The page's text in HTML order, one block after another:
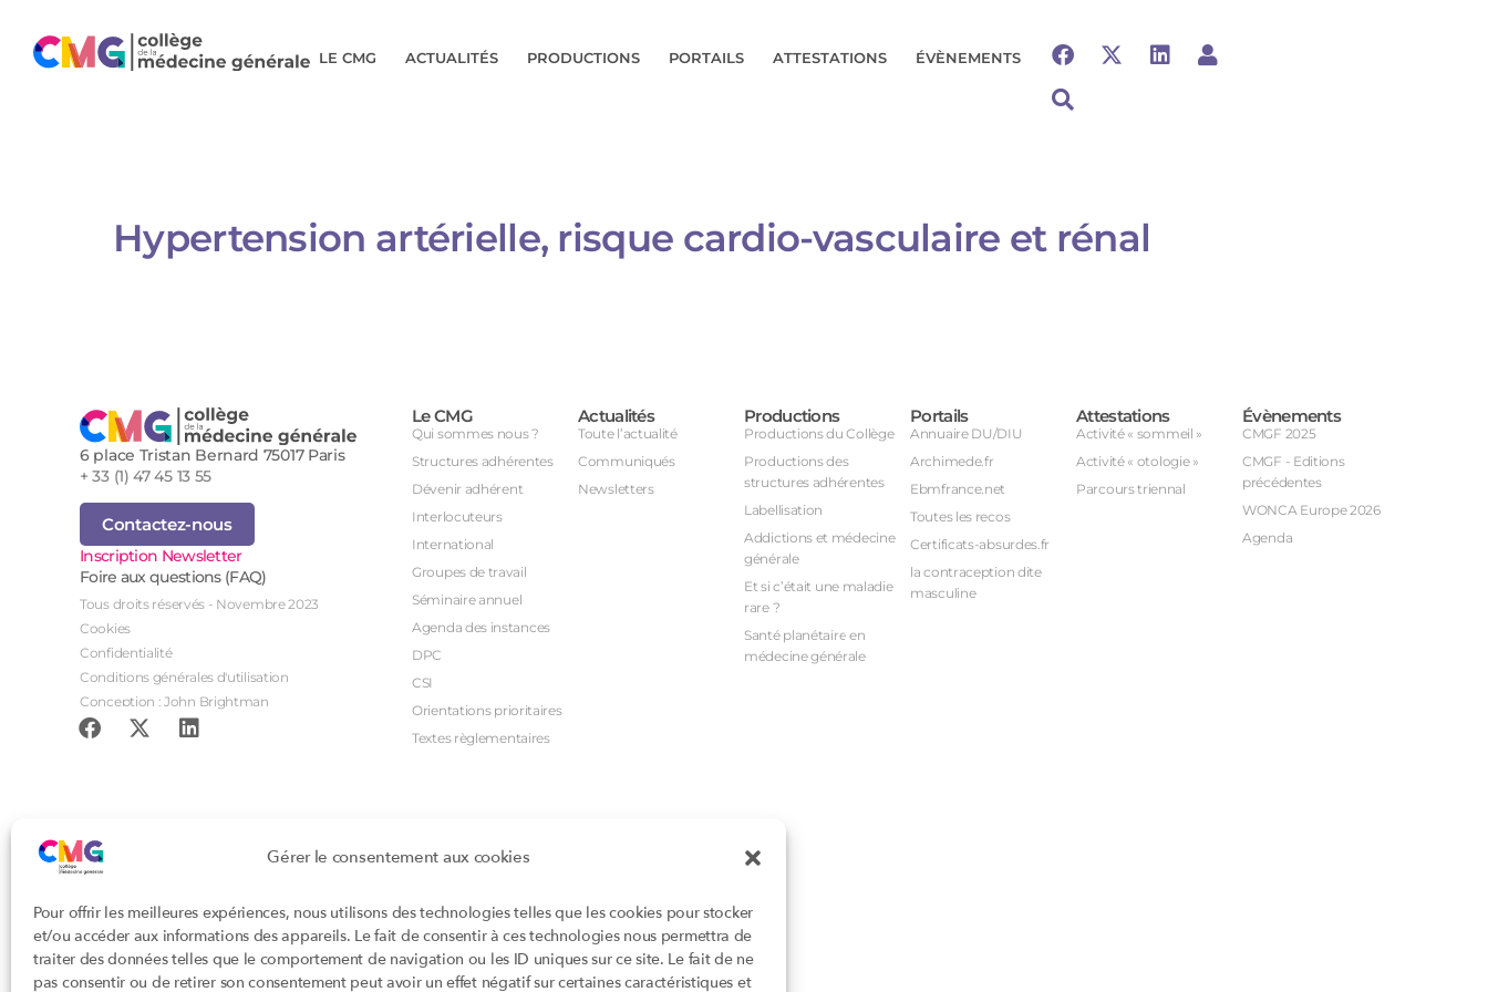
Gérer le consentement aux cookies
Pour offrir les meilleures expériences, nous utilisons des technologies telles que les cookies pour stocker
et/ou accéder aux informations des appareils. Le fait de consentir à ces technologies nous permettra de
traiter des données telles que le comportement de navigation ou les ID uniques sur ce site. Le fait de ne
pas consentir ou de retirer son consentement peut avoir un effet négatif sur certaines caractéristiques et
LE CMG ACTUALITÉS PRODUCTIONS PORTAILS ATTESTATIONS ÉVÈNEMENTS
Hypertension artérielle, risque cardio-vasculaire et rénal​​
6 place Tristan Bernard 75017 Paris
+ 33 (1) 47 45 13 55
Contactez-nous
Inscription Newsletter
Foire aux questions (FAQ)
Tous droits réservés - Novembre 2023
Cookies
Confidentialité
Conditions générales d'utilisation
Conception : John Brightman
Le CMG
Qui sommes nous ?
Structures adhérentes
Dévenir adhérent
Interlocuteurs
International
Groupes de travail
Séminaire annuel
Agenda des instances
DPC
CSI
Orientations prioritaires
Textes règlementaires
Actualités
Toute l’actualité
Communiqués
Newsletters
Productions
Productions du Collège
Productions des
structures adhérentes
Labellisation
Addictions et médecine
générale
Et si c’était une maladie
rare ?
Santé planétaire en
médecine générale
Portails
Annuaire DU/DIU
Archimede.fr
Ebmfrance.net
Toutes les recos
Certificats-absurdes.fr
la contraception dite
masculine
Attestations
Activité « sommeil »
Activité « otologie »
Parcours triennal
Évènements
CMGF 2025
CMGF - Editions
précédentes
WONCA Europe 2026
Agenda